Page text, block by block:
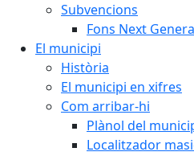
Subvencions
Fons Next
El municipi
Història
El municipi en xifres
Com arribar-hi
Plànol del
Localitzador